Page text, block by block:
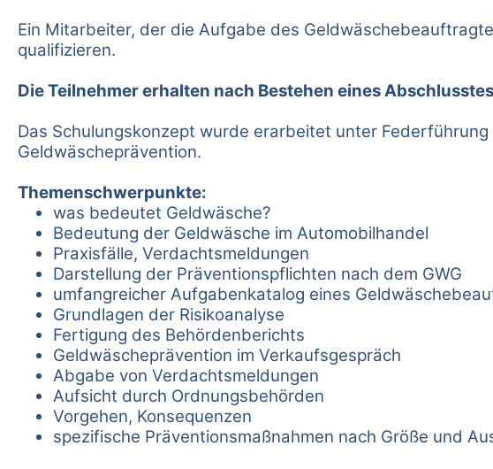
Ein Mitarbeiter, der die Aufgabe des
qualifizieren.
Die Teilnehmer erhalten nach Bestehen eines
Das Schulungskonzept wurde erarbeitet unter
Geldwäscheprävention.
Themenschwerpunkte:
was bedeutet Geldwäsche?
Bedeutung der Geldwäsche im Automobilhandel
Praxisfälle, Verdachtsmeldungen
Darstellung der Präventionspflichten nach dem GWG
umfangreicher Aufgabenkatalog eines
Grundlagen der Risikoanalyse
Fertigung des Behördenberichts
Geldwäscheprävention im Verkaufsgespräch
Abgabe von Verdachtsmeldungen
Aufsicht durch Ordnungsbehörden
Vorgehen, Konsequenzen
spezifische Präventionsmaßnahmen nach Größe und